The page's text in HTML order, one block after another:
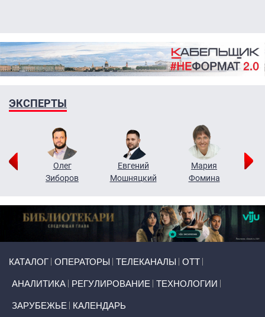
ЭКСПЕРТЫ
Олег
Зиборов
Евгений
Мошняцкий
Мария
Фомина
КАТАЛОГ ОПЕРАТОРЫ ТЕЛЕКАНАЛЫ ОТТ
АНАЛИТИКА РЕГУЛИРОВАНИЕ ТЕХНОЛОГИИ
ЗАРУБЕЖЬЕ КАЛЕНДАРЬ